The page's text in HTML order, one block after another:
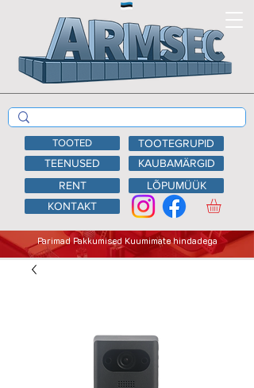
TEENUSED
KAUBAMÄRGID
RENT
LÕPUMÜÜK
KONTAKT
Parimad Pakkumised Kuumimate hindadega
TOOTED TOOTEGRUPID